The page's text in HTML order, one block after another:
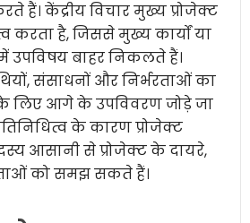
हैं। केंद्रीय विचार मुख्य प्रोजेक्ट
करता है, जिससे मुख्य कार्यों या
उपविषय बाहर निकलते हैं।
संसाधनों और निर्भरताओं का
के लिए आगे के उपविवरण जोड़े जा
के कारण प्रोजेक्ट
आसानी से प्रोजेक्ट के दायरे,
को समझ सकते हैं।